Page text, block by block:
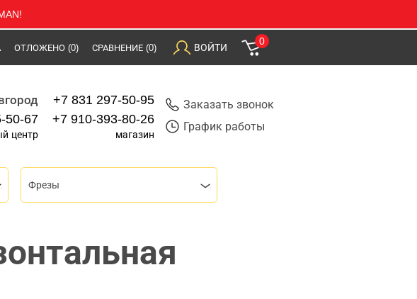
ОТЛОЖЕНО (0) СРАВНЕНИЕ (0) ВОЙТИ
0
50-67
центр
+7 831 297-50-95
+7 910-393-80-26
магазин
Заказать звонок
График работы
Фрезы